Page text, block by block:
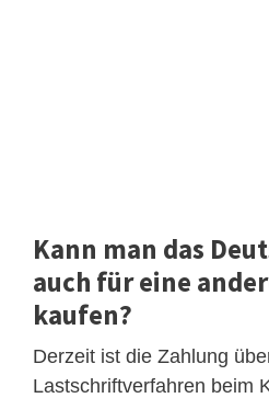
Kann man das
auch für eine
kaufen?
Derzeit ist die Zahlung
Lastschriftverfahren beim